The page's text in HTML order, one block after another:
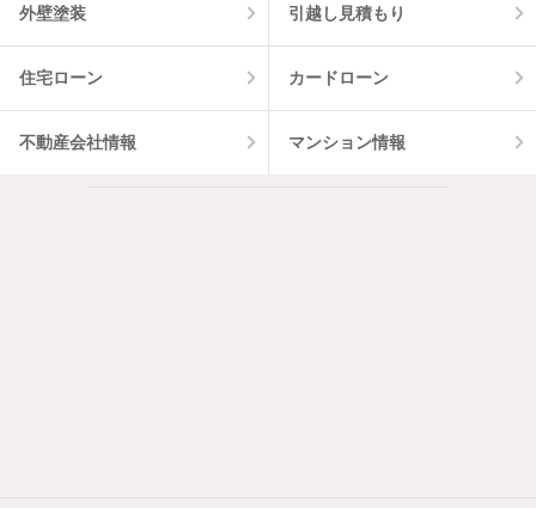
外壁塗装 引越し見積もり
住宅ローン カードローン
不動産会社情報 マンション情報